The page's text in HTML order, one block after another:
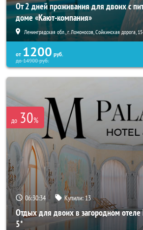
От 2 дней проживания для двоих с
доме «Кают-компания»
Ленинградская обл., г. Ломоносов, Сойкинская дорога,
от 1200 руб.
до14900руб.
до 30%
06:30:34 Купили: 13
Отдых для двоих в загородном отеле
5*